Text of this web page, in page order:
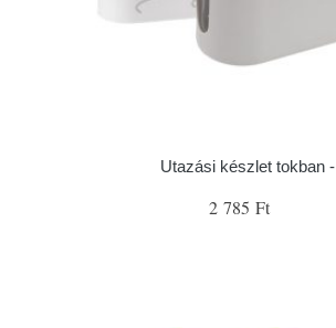
Utazási készlet tokban -
2 785 Ft